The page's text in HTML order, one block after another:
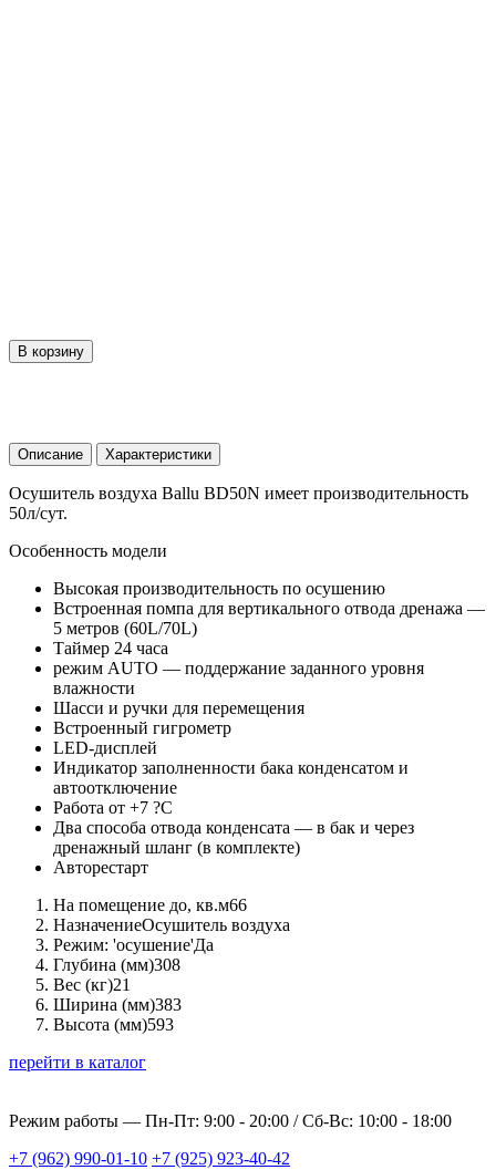
В корзину
Описание Характеристики
Осушитель воздуха Ballu BD50N имеет производительность
50л/сут.
Особенность модели
Высокая производительность по осушению
Встроенная помпа для вертикального отвода дренажа —
5 метров (60L/70L)
Таймер 24 часа
режим AUTO — поддержание заданного уровня
влажности
Шасси и ручки для перемещения
Встроенный гигрометр
LED-дисплей
Индикатор заполненности бака конденсатом и
автоотключение
Работа от +7 ?С
Два способа отвода конденсата — в бак и через
дренажный шланг (в комплекте)
Авторестарт
На помещение до, кв.м66
НазначениеОсушитель воздуха
Режим: 'осушение'Да
Глубина (мм)308
Вес (кг)21
Ширина (мм)383
Высота (мм)593
перейти в каталог
Режим работы — Пн-Пт: 9:00 - 20:00 / Сб-Вс: 10:00 - 18:00
+7 (962) 990-01-10 +7 (925) 923-40-42